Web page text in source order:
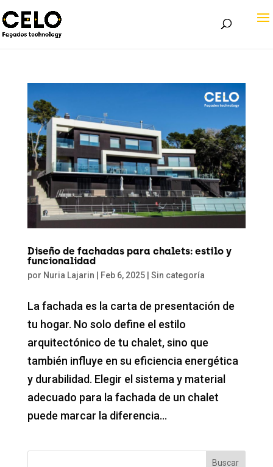
Diseño de fachadas para chalets: estilo y
funcionalidad
por Nuria Lajarin Feb 6, 2025| Sin categoría
La fachada es la carta de presentación de
tu hogar. No solo define el estilo
arquitectónico de tu chalet, sino que
también influye en su eficiencia energética
y durabilidad. Elegir el sistema y material
adecuado para la fachada de un chalet
puede marcar la diferencia...
Buscar